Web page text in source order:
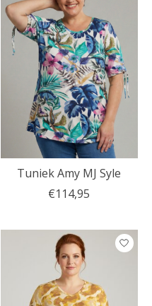
Tuniek Amy MJ Syle
€114,95